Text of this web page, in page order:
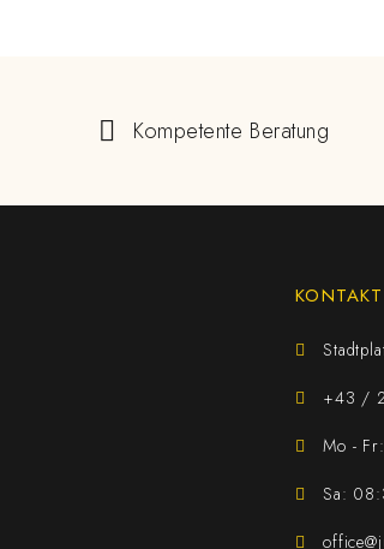
Kompetente Beratung
KONTAKT
+43 /
Mo -
Sa: